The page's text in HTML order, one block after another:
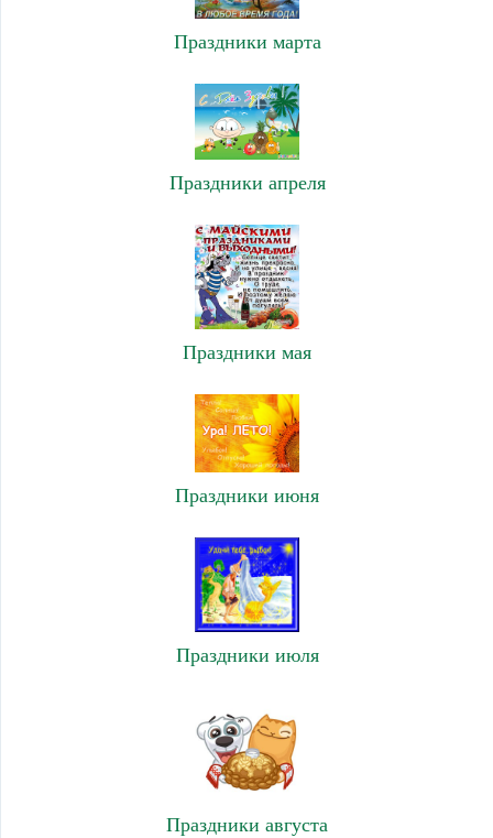
Праздники марта
Праздники апреля
Праздники мая
Праздники июня
Праздники июля
Праздники августа